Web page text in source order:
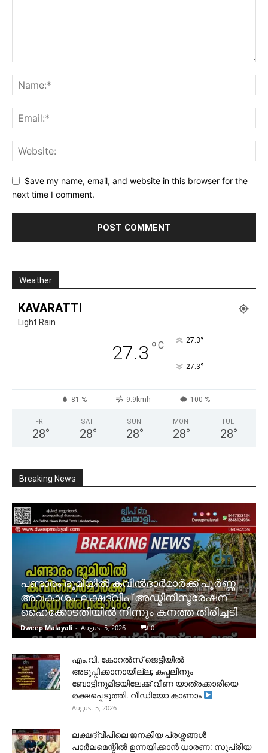
Save my name, email, and website in this browser for the
next time I comment.
Weather
KAVARATTI
Light Rain
27.3 °C 27.3°
27.3°
81 % 9.9kmh 100 %
FRI
28°
SAT
28°
SUN
28°
MON
28°
TUE
28°
Breaking News
പണ്ടാരം ഭൂമിയിൽ കവിൽദാർമാർക്ക് പൂർണ്ണ
അവകാശം: ലക്ഷദ്വീപ് അഡ്മിനിസ്ട്രേഷന്
ഹൈക്കോടതിയിൽ നിന്നും കനത്ത തിരിച്ചടി
Dweep Malayali - August 5, 2026 0
​എം.വി. കോറൽസ് ജെട്ടിയിൽ
അടുപ്പിക്കാനായില്ല; കപ്പലിനും
ബോട്ടിനുമിടയിലേക്ക് വീണ യാത്രക്കാരിയെ
രക്ഷപ്പെടുത്തി. വീഡിയോ കാണാം
August 5, 2026
ലക്ഷദ്വീപിലെ ജനകീയ പ്രശ്നങ്ങൾ
പാർലമെന്റിൽ ഉന്നയിക്കാൻ ധാരണ: സുപ്രിയ